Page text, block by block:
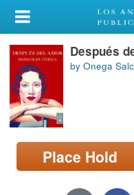
My Account
Library Card
Sign In
Search
Locations/Hours (external
page)
Después
by Onega
Place Hold